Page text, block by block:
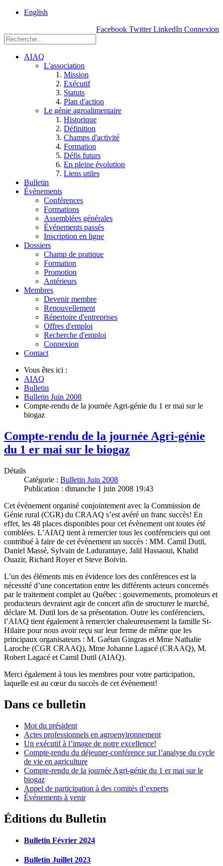
English
Facebook Twitter LinkedIn Connexion
AIAQ
L'association
Mission
Exécutif
Statuts
Plan d'action
Le génie agroalimentaire
Historique
Définition
Champs d'activité
Formation
Défis futurs
En pleine évolution
Liens utiles
Bulletin
Évènements
Conférences
Formations
Assemblées générales
Événements passés
Inscription en ligne
Dossiers
Champ de pratique
Formation
Promotion
Antérieurs
Membres
Devenir membre
Renouvellement
Répertoire d'entreprises
Offres d'emploi
Recherche d'emploi
Connexion
Contact
Vous êtes ici :
AIAQ
Bulletin
Bulletin Juin 2008
Compte-rendu de la journée Agri-génie du 1 er mai sur le
biogaz
Compte-rendu de la journée Agri-génie
du 1 er mai sur le biogaz
Détails
Catégorie : Bulletin Juin 2008
Publication : dimanche 1 juin 2008 19:43
Cet évènement organisé conjointement avec la Commission de
Génie rural (CGR) du CRAAQ s’est avéré un franc succès! En
effet, les 48 places disponibles pour cet évènement ont toutes été
comblées. L’AIAQ tient à remercier tous les conférenciers qui ont
contribué à faire de cet évènement un succès : MM. Camil Dutil,
Daniel Massé, Sylvain de Ladurantaye, Jalil Hassaoui, Khalid
Ouazir, Richard Royer et Steve Boivin.
L’un des éléments mis en évidence lors des conférences est la
nécessité d’une concertation entre les différents acteurs concernés
par le traitement complet au Québec : gouvernements, promoteurs et
producteurs devraient agir de concert afin de structurer le marché,
déclare M. Dutil lors de sa présentation. Outre les conférenciers,
l’AIAQ tient également à remercier chaleureusement la famille St-
Hilaire pour nous avoir reçu sur leur ferme de même que les
principaux organisateurs : M. Gaétan Gingras et Mme Nathalie
Laroche (CGR CRAAQ), Mme Johanne Lagacé (CRAAQ), M.
Robert Lagacé et Camil Dutil (AIAQ).
Merci également à tous les membres pour votre participation,
laquelle est au cœur du succès de cet évènement!
Dans ce bulletin
Mot du président
Actes professionnels en agroenvironnement
Un exécutif à l’image de notre excellence!
Compte-rendu du déjeuner-conférence sur l’analyse du cycle
de vie en agriculture
Compte-rendu de la journée Agri-génie du 1 er mai sur le
biogaz
Appel de participation à des comités d’experts
Événements à venir
Éditions du Bulletin
Bulletin Février 2024
Bulletin Juillet 2023
Einstein, Québec
G1P